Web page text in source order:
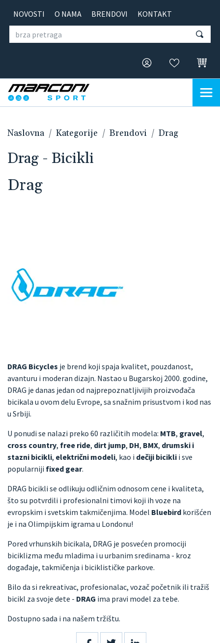
NOVOSTI O NAMA BRENDOVI KONTAKT
Naslovna Kategorije Brendovi Drag
Drag - Bicikli
Drag
DRAG Bicycles je brend koji spaja kvalitet, pouzdanost,
avanturu i moderan dizajn. Nastao u Bugarskoj 2000. godine,
DRAG je danas jedan od najprepoznatljivijih proizvođača
bicikala u ovom delu Evrope, sa snažnim prisustvom i kod nas
u Srbiji.
U ponudi se nalazi preko 60 različitih modela: MTB, gravel,
cross country, free ride, dirt jump, DH, BMX, drumski i
stazni bicikli, električni modeli, kao i dečiji bicikli i sve
popularniji fixed gear.
DRAG bicikli se odlikuju odličnim odnosom cene i kvaliteta,
što su potvrdili i profesionalni timovi koji ih voze na
evropskim i svetskim takmičenjima. Model Bluebird korišćen
je i na Olimpijskim igrama u Londonu!
Pored vrhunskih bicikala, DRAG je posvećen promociji
biciklizma među mladima i u urbanim sredinama - kroz
događaje, takmičenja i biciklističke parkove.
Bilo da si rekreativac, profesionalac, vozač početnik ili tražiš
bicikl za svoje dete - DRAG ima pravi model za tebe.
Dostupno sada i na našem tržištu.